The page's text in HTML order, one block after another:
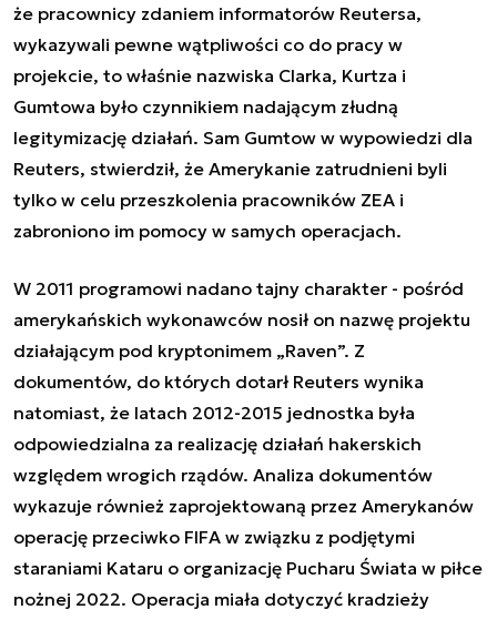
że pracownicy zdaniem informatorów Reutersa,
wykazywali pewne wątpliwości co do pracy w
projekcie, to właśnie nazwiska Clarka, Kurtza i
Gumtowa było czynnikiem nadającym złudną
legitymizację działań. Sam Gumtow w wypowiedzi dla
Reuters, stwierdził, że Amerykanie zatrudnieni byli
tylko w celu przeszkolenia pracowników ZEA i
zabroniono im pomocy w samych operacjach.
W 2011 programowi nadano tajny charakter - pośród
amerykańskich wykonawców nosił on nazwę projektu
działającym pod kryptonimem „Raven”. Z
dokumentów, do których dotarł Reuters wynika
natomiast, że latach 2012-2015 jednostka była
odpowiedzialna za realizację działań hakerskich
względem wrogich rządów. Analiza dokumentów
wykazuje również zaprojektowaną przez Amerykanów
operację przeciwko FIFA w związku z podjętymi
staraniami Kataru o organizację Pucharu Świata w piłce
nożnej 2022. Operacja miała dotyczyć kradzieży